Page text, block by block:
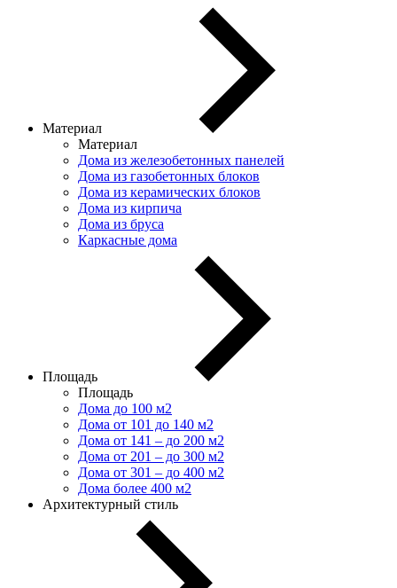
Материал
Материал
Дома из железобетонных панелей
Дома из газобетонных блоков
Дома из керамических блоков
Дома из кирпича
Дома из бруса
Каркасные дома
Площадь
Площадь
Дома до 100 м2
Дома от 101 до 140 м2
Дома от 141 – до 200 м2
Дома от 201 – до 300 м2
Дома от 301 – до 400 м2
Дома более 400 м2
Архитектурный стиль